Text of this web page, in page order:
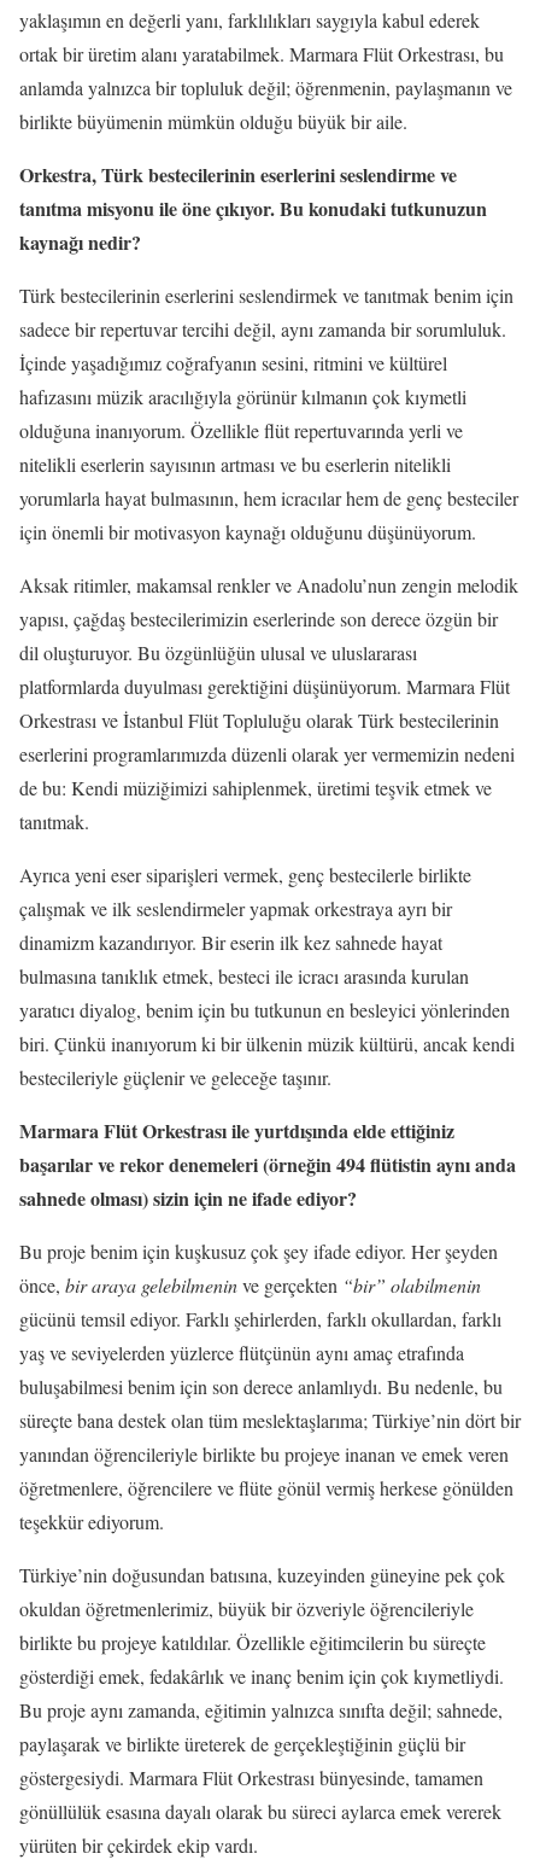
yaklaşımın en değerli yanı, farklılıkları saygıyla kabul ederek
ortak bir üretim alanı yaratabilmek. Marmara Flüt Orkestrası, bu
anlamda yalnızca bir topluluk değil; öğrenmenin, paylaşmanın ve
birlikte büyümenin mümkün olduğu büyük bir aile.
Orkestra, Türk bestecilerinin eserlerini seslendirme ve
tanıtma misyonu ile öne çıkıyor. Bu konudaki tutkunuzun
kaynağı nedir?
Türk bestecilerinin eserlerini seslendirmek ve tanıtmak benim için
sadece bir repertuvar tercihi değil, aynı zamanda bir sorumluluk.
İçinde yaşadığımız coğrafyanın sesini, ritmini ve kültürel
hafızasını müzik aracılığıyla görünür kılmanın çok kıymetli
olduğuna inanıyorum. Özellikle flüt repertuvarında yerli ve
nitelikli eserlerin sayısının artması ve bu eserlerin nitelikli
yorumlarla hayat bulmasının, hem icracılar hem de genç besteciler
için önemli bir motivasyon kaynağı olduğunu düşünüyorum.
Aksak ritimler, makamsal renkler ve Anadolu’nun zengin melodik
yapısı, çağdaş bestecilerimizin eserlerinde son derece özgün bir
dil oluşturuyor. Bu özgünlüğün ulusal ve uluslararası
platformlarda duyulması gerektiğini düşünüyorum. Marmara Flüt
Orkestrası ve İstanbul Flüt Topluluğu olarak Türk bestecilerinin
eserlerini programlarımızda düzenli olarak yer vermemizin nedeni
de bu: Kendi müziğimizi sahiplenmek, üretimi teşvik etmek ve
tanıtmak.
Ayrıca yeni eser siparişleri vermek, genç bestecilerle birlikte
çalışmak ve ilk seslendirmeler yapmak orkestraya ayrı bir
dinamizm kazandırıyor. Bir eserin ilk kez sahnede hayat
bulmasına tanıklık etmek, besteci ile icracı arasında kurulan
yaratıcı diyalog, benim için bu tutkunun en besleyici yönlerinden
biri. Çünkü inanıyorum ki bir ülkenin müzik kültürü, ancak kendi
bestecileriyle güçlenir ve geleceğe taşınır.
Marmara Flüt Orkestrası ile yurtdışında elde ettiğiniz
başarılar ve rekor denemeleri (örneğin 494 flütistin aynı anda
sahnede olması) sizin için ne ifade ediyor?
Bu proje benim için kuşkusuz çok şey ifade ediyor. Her şeyden
önce, bir araya gelebilmeninve gerçekten “bir” olabilmenin
gücünü temsil ediyor. Farklı şehirlerden, farklı okullardan, farklı
yaş ve seviyelerden yüzlerce flütçünün aynı amaç etrafında
buluşabilmesi benim için son derece anlamlıydı. Bu nedenle, bu
süreçte bana destek olan tüm meslektaşlarıma; Türkiye’nin dört bir
yanından öğrencileriyle birlikte bu projeye inanan ve emek veren
öğretmenlere, öğrencilere ve flüte gönül vermiş herkese gönülden
teşekkür ediyorum.
Türkiye’nin doğusundan batısına, kuzeyinden güneyine pek çok
okuldan öğretmenlerimiz, büyük bir özveriyle öğrencileriyle
birlikte bu projeye katıldılar. Özellikle eğitimcilerin bu süreçte
gösterdiği emek, fedakârlık ve inanç benim için çok kıymetliydi.
Bu proje aynı zamanda, eğitimin yalnızca sınıfta değil; sahnede,
paylaşarak ve birlikte üreterek de gerçekleştiğinin güçlü bir
göstergesiydi. Marmara Flüt Orkestrası bünyesinde, tamamen
gönüllülük esasına dayalı olarak bu süreci aylarca emek vererek
yürüten bir çekirdek ekip vardı.